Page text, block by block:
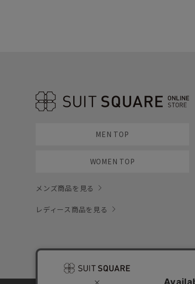
MEN TOP
WOMEN TOP
メンズ商品を見る
レディース商品を見る